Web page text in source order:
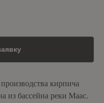
кирпича
из бассейна реки Маас.